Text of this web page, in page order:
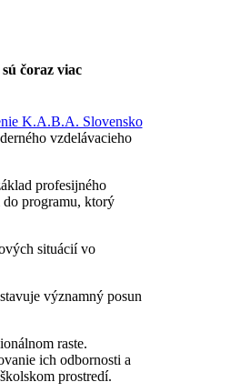
čoraz viac
K.A.B.A. Slovensko
vzdelávacieho
profesijného
programu, ktorý
situácií vo
významný posun
raste.
ich odbornosti a
prostredí.